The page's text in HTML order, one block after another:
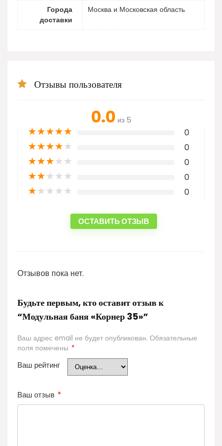
Города
доставки
Москва и Московская область
Отзывы пользователя
0.0 из 5
★★★★★ 0
★★★★★ 0
★★★★★ 0
★★★★★ 0
★★★★★ 0
ОСТАВИТЬ ОТЗЫВ
Отзывов пока нет.
Будьте первым, кто оставит отзыв к
“Модульная баня «Корнер 35»”
Ваш адрес email не будет опубликован. Обязательные
поля помечены *
Ваш рейтинг
Ваш отзыв *